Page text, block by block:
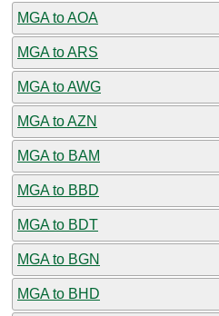
MGA to AOA
MGA to ARS
MGA to AWG
MGA to AZN
MGA to BAM
MGA to BBD
MGA to BDT
MGA to BGN
MGA to BHD